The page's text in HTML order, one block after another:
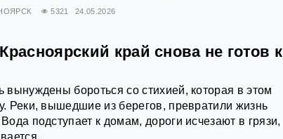
5321 24.05.2026
край снова не готов к
вынуждены бороться со стихией, которая в этом
Реки, вышедшие из берегов, превратили жизнь
подступает к домам, дороги исчезают в грязи,